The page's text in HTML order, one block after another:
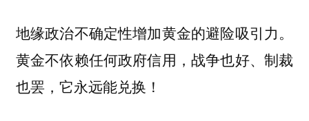
地缘政治不确定性增加黄金的避险吸引力。
黄金不依赖任何政府信用，战争也好、制裁
也罢，它永远能兑换！